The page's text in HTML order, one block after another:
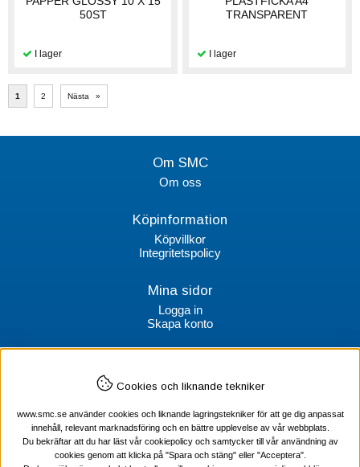
50ST
TRANSPARENT
1 2 Nästa »
Om SMC
Om oss
Köpinformation
Köpvillkor
Integritetspolicy
Mina sidor
Logga in
Skapa konto
SMC Stockholms Maskincentral AB
100 64 Stockholm
Tel Verktyg: 08-578 55 230
Tel Värmekabel: 08-578 55 240
Cookies och liknande tekniker
www.smc.se använder cookies och liknande lagringstekniker för att ge dig anpassat
innehåll, relevant marknadsföring och en bättre upplevelse av vår webbplats.
Du bekräftar att du har läst vår cookiepolicy och samtycker till vår användning av
cookies genom att klicka på "Spara och stäng" eller "Acceptera".